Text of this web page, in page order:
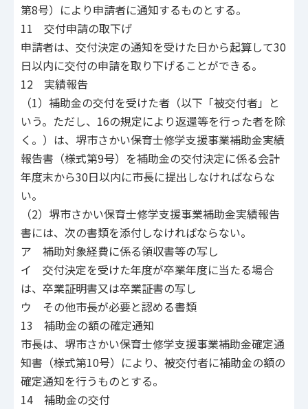
第8号）により申請者に通知するものとする。
11 交付申請の取下げ
申請者は、交付決定の通知を受けた日から起算して30
日以内に交付の申請を取り下げることができる。
12 実績報告
（1）補助金の交付を受けた者（以下「被交付者」と
いう。ただし、16の規定により返還等を行った者を除
く。）は、堺市さかい保育士修学支援事業補助金実績
報告書（様式第9号）を補助金の交付決定に係る会計
年度末から30日以内に市長に提出しなければならな
い。
（2）堺市さかい保育士修学支援事業補助金実績報告
書には、次の書類を添付しなければならない。
ア 補助対象経費に係る領収書等の写し
イ 交付決定を受けた年度が卒業年度に当たる場合
は、卒業証明書又は卒業証書の写し
ウ その他市長が必要と認める書類
13 補助金の額の確定通知
市長は、堺市さかい保育士修学支援事業補助金確定通
知書（様式第10号）により、被交付者に補助金の額の
確定通知を行うものとする。
14 補助金の交付